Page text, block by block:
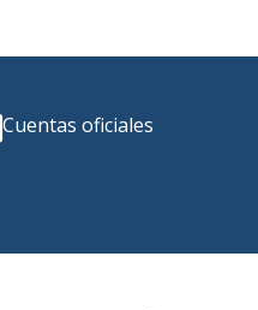
Cuentas oficiales